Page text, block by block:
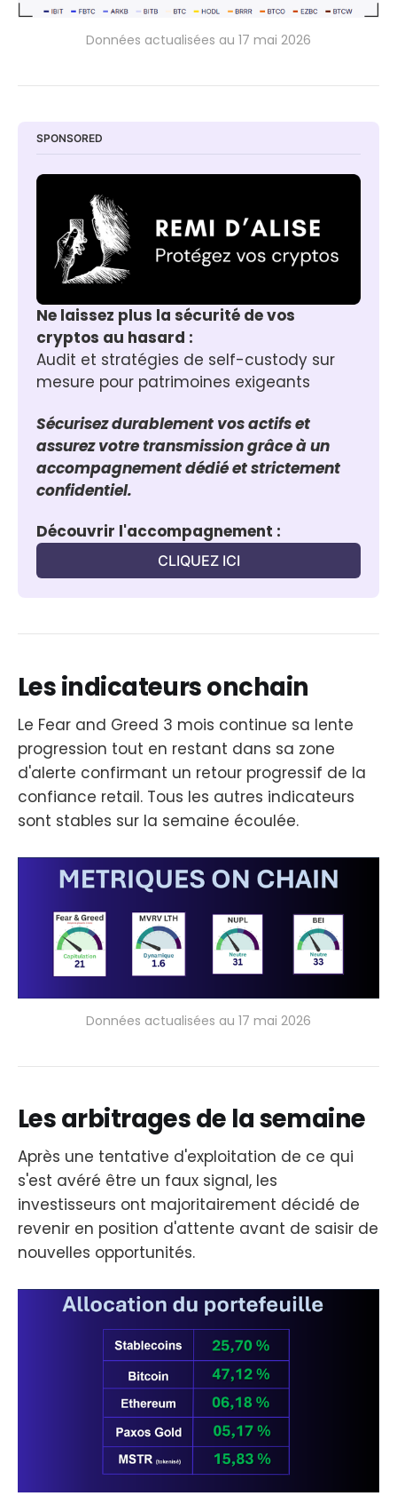
Données actualisées au 17 mai 2026
SPONSORED
Ne laissez plus la sécurité de vos
cryptos au hasard :
Audit et stratégies de self-custody sur
mesure pour patrimoines exigeants
Sécurisez durablement vos actifs et
assurez votre transmission grâce à un
accompagnement dédié et strictement
confidentiel.
Découvrir l'accompagnement :
CLIQUEZ ICI
Les indicateurs onchain
Le Fear and Greed 3 mois continue sa lente
progression tout en restant dans sa zone
d'alerte confirmant un retour progressif de la
confiance retail. Tous les autres indicateurs
sont stables sur la semaine écoulée.
Données actualisées au 17 mai 2026
Les arbitrages de la semaine
Après une tentative d'exploitation de ce qui
s'est avéré être un faux signal, les
investisseurs ont majoritairement décidé de
revenir en position d'attente avant de saisir de
nouvelles opportunités.